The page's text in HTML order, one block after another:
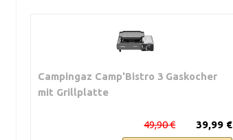
Campingaz Camp'Bistro 3 Gaskocher
mit Grillplatte
39,99 €
49,90 €